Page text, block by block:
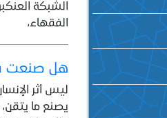
الشبكة
الفقهاء،
هل صنعت
ليس أثر
يصنع ما